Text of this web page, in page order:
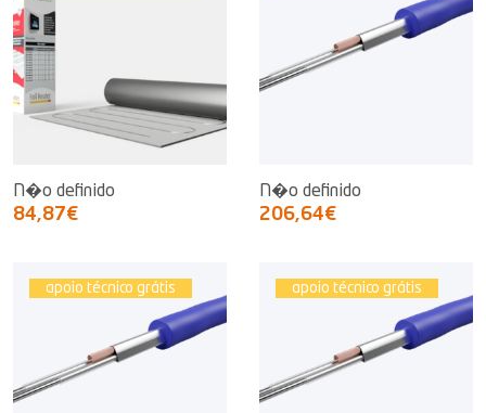
N�o definido
84,87€
N�o definido
206,64€
apoio técnico grátis apoio técnico grátis